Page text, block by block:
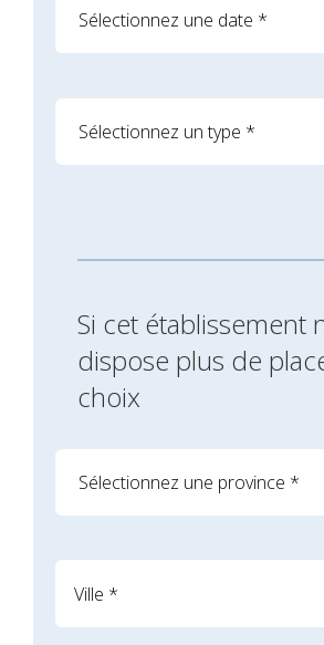
Si cet établissement
dispose plus de
choix